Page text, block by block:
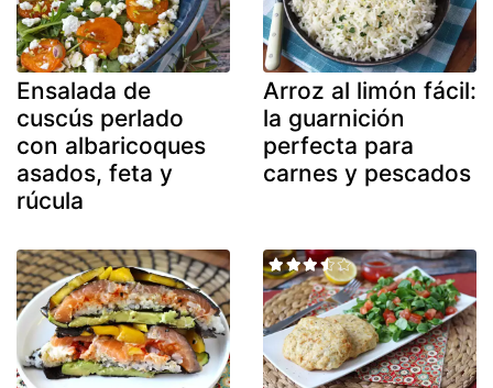
Ensalada de
cuscús perlado
con albaricoques
asados, feta y
rúcula
Arroz al limón fácil:
la guarnición
perfecta para
carnes y pescados